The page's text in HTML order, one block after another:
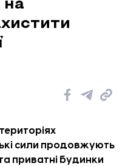
сили продовжують
приватні будинки